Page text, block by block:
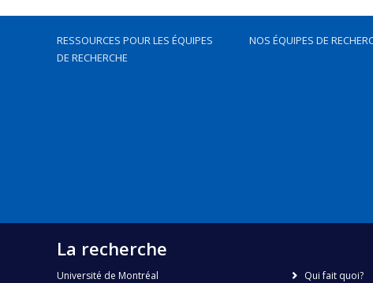
RESSOURCES POUR LES ÉQUIPES
DE RECHERCHE
NOS ÉQUIPES DE
La recherche
Université de Montréal Qui fait quoi?